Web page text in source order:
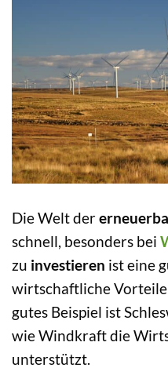
Die Welt der
schnell, besonders bei
zu investieren ist eine
wirtschaftliche
gutes Beispiel ist
wie Windkraft die
unterstützt.